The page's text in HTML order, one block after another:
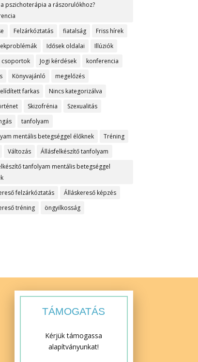
a pszichoterápia a rászorulókhoz?
Felzárkóztatás fiatalság
Friss hírek
Idősek oldalai
Illúziók
csoportok
Jogi kérdések
konferencia
Könyvajánló
megelőzés
farkas
Nincs kategorizálva
Skizofrénia
Szexualitás
tanfolyam
mentális betegséggel élőknek
Tréning
Változás
Állásfelkészítő tanfolyam
tanfolyam mentális betegséggel
felzárkóztatás
Álláskereső képzés
tréning
öngyilkosság
TÁMOGATÁS
Kérjük támogassa
alapítványunkat!